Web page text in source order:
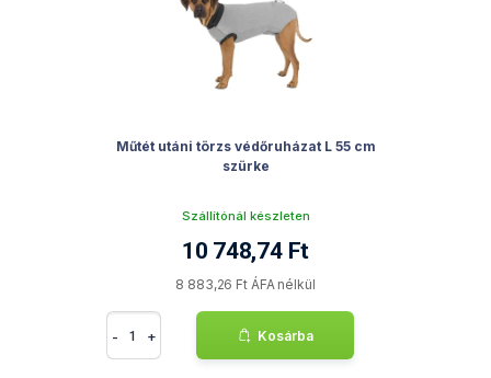
Műtét utáni törzs védőruházat L 55 cm
szürke
Szállítónál készleten
10 748,74 Ft
8 883,26 Ft ÁFA nélkül
- + Kosárba